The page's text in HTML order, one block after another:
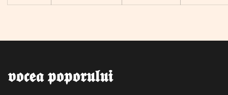
𝖛𝖔𝖈𝖊𝖆 𝖕𝖔𝖕𝖔𝖗𝖚𝖑𝖚𝖎